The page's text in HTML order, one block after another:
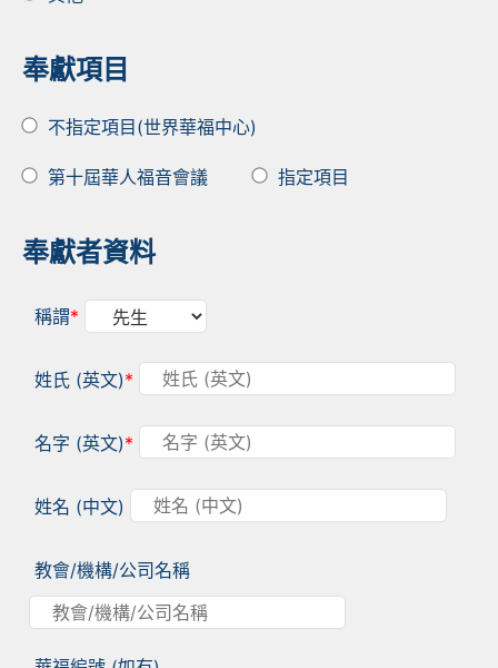
奉獻項目
不指定項目(世界華福中心)
第十屆華人福音會議 指定項目
奉獻者資料
稱謂*
姓氏 (英文)*
名字 (英文)*
姓名 (中文)
教會/機構/公司名稱